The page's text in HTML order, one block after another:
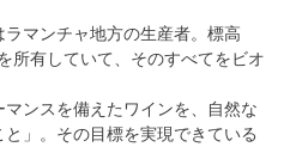
マンチャ地方の生産者。標高
所有していて、そのすべてをビオ
マンスを備えたワインを、自然な
」。その目標を実現できている